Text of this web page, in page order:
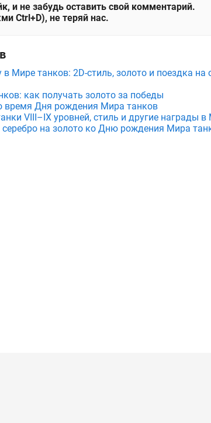
и не забудь оставить свой комментарий.
Ctrl+D), не теряй нас.
Мире танков: 2D-стиль, золото и поездка на
как получать золото за победы
время Дня рождения Мира танков
VIII–IX уровней, стиль и другие награды
на золото ко Дню рождения Мира